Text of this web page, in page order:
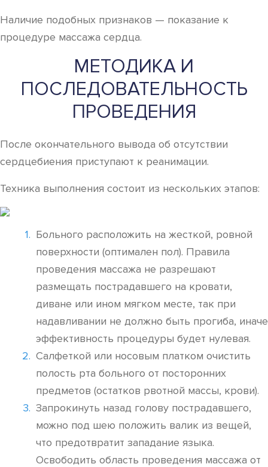
Наличие подобных признаков — показание к
процедуре массажа сердца.
МЕТОДИКА И
ПОСЛЕДОВАТЕЛЬНОСТЬ
ПРОВЕДЕНИЯ
После окончательного вывода об отсутствии
сердцебиения приступают к реанимации.
Техника выполнения состоит из нескольких этапов:
Больного расположить на жесткой, ровной
поверхности (оптимален пол). Правила
проведения массажа не разрешают
размещать пострадавшего на кровати,
диване или ином мягком месте, так при
надавливании не должно быть прогиба, иначе
эффективность процедуры будет нулевая.
Салфеткой или носовым платком очистить
полость рта больного от посторонних
предметов (остатков рвотной массы, крови).
Запрокинуть назад голову пострадавшего,
можно под шею положить валик из вещей,
что предотвратит западание языка.
Освободить область проведения массажа от